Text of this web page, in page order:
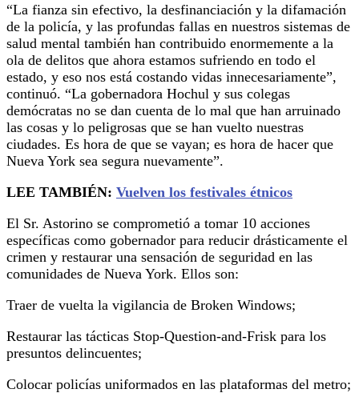
“La fianza sin efectivo, la desfinanciación y la difamación
de la policía, y las profundas fallas en nuestros sistemas de
salud mental también han contribuido enormemente a la
ola de delitos que ahora estamos sufriendo en todo el
estado, y eso nos está costando vidas innecesariamente”,
continuó. “La gobernadora Hochul y sus colegas
demócratas no se dan cuenta de lo mal que han arruinado
las cosas y lo peligrosas que se han vuelto nuestras
ciudades. Es hora de que se vayan; es hora de hacer que
Nueva York sea segura nuevamente”.
LEE TAMBIÉN: Vuelven los festivales étnicos
El Sr. Astorino se comprometió a tomar 10 acciones
específicas como gobernador para reducir drásticamente el
crimen y restaurar una sensación de seguridad en las
comunidades de Nueva York. Ellos son:
Traer de vuelta la vigilancia de Broken Windows;
Restaurar las tácticas Stop-Question-and-Frisk para los
presuntos delincuentes;
Colocar policías uniformados en las plataformas del metro;